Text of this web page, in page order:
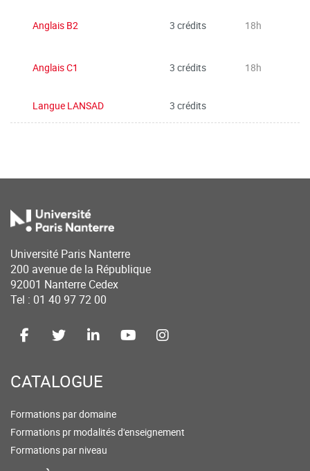
Anglais B2 3 crédits 18h
Anglais C1 3 crédits 18h
Langue LANSAD 3 crédits
Université Paris Nanterre
200 avenue de la République
92001 Nanterre Cedex
Tel : 01 40 97 72 00
CATALOGUE
Formations par domaine
Formations pr modalités d'enseignement
Formations par niveau